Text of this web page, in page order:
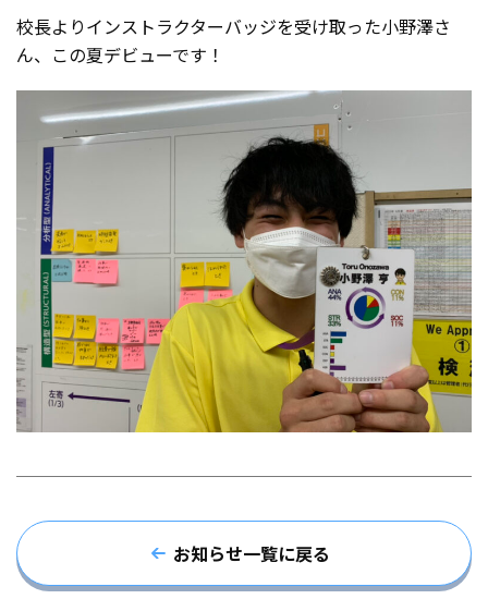
校長よりインストラクターバッジを受け取った小野澤さ
ん、この夏デビューです！
お知らせ一覧に戻る